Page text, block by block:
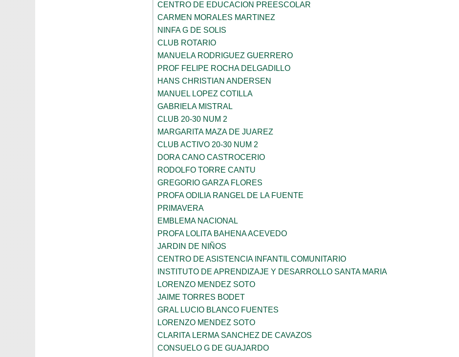
CENTRO DE EDUCACION PREESCOLAR
CARMEN MORALES MARTINEZ
NINFA G DE SOLIS
CLUB ROTARIO
MANUELA RODRIGUEZ GUERRERO
PROF FELIPE ROCHA DELGADILLO
HANS CHRISTIAN ANDERSEN
MANUEL LOPEZ COTILLA
GABRIELA MISTRAL
CLUB 20-30 NUM 2
MARGARITA MAZA DE JUAREZ
CLUB ACTIVO 20-30 NUM 2
DORA CANO CASTROCERIO
RODOLFO TORRE CANTU
GREGORIO GARZA FLORES
PROFA ODILIA RANGEL DE LA FUENTE
PRIMAVERA
EMBLEMA NACIONAL
PROFA LOLITA BAHENA ACEVEDO
JARDIN DE NIÑOS
CENTRO DE ASISTENCIA INFANTIL COMUNITARIO
INSTITUTO DE APRENDIZAJE Y DESARROLLO SANTA MARIA
LORENZO MENDEZ SOTO
JAIME TORRES BODET
GRAL LUCIO BLANCO FUENTES
LORENZO MENDEZ SOTO
CLARITA LERMA SANCHEZ DE CAVAZOS
CONSUELO G DE GUAJARDO